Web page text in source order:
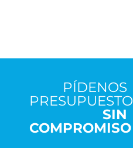
PÍDENOS
PRESUPUESTO
SIN
COMPROMISO